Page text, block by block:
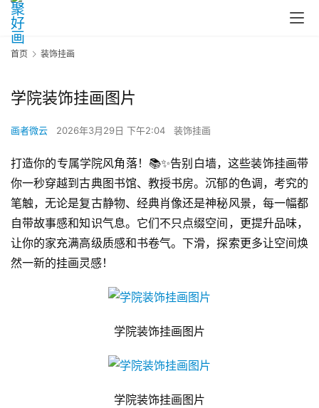
首页 装饰挂画
学院装饰挂画图片
画者微云 2026年3月29日 下午2:04 装饰挂画
打造你的专属学院风角落！📚✨告别白墙，这些装饰挂画带
你一秒穿越到古典图书馆、教授书房。沉郁的色调，考究的
笔触，无论是复古静物、经典肖像还是神秘风景，每一幅都
自带故事感和知识气息。它们不只点缀空间，更提升品味，
让你的家充满高级质感和书卷气。下滑，探索更多让空间焕
然一新的挂画灵感！
学院装饰挂画图片
学院装饰挂画图片